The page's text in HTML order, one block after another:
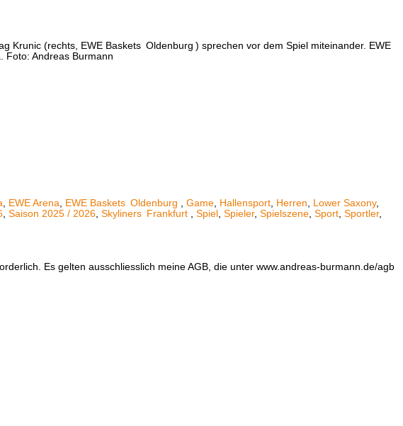
Krunic (rechts, EWE Baskets Oldenburg ) sprechen vor dem Spiel miteinander. EWE
Foto: Andreas Burmann
EWE Arena EWE Baskets Oldenburg Game, Hallensport, Herren Lower Saxony,
Saison 2025 / 2026 Skyliners Frankfurt Spiel, Spieler, Spielszene, Sport, Sportler,
Es gelten ausschliesslich meine AGB, die unter www.andreas-burmann.de/agb